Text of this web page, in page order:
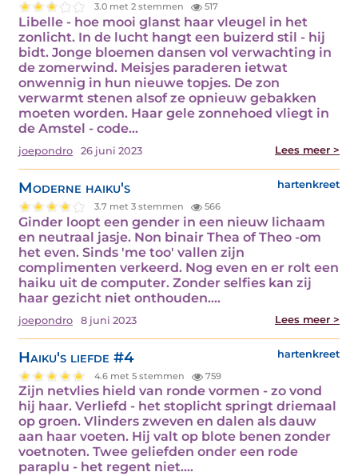
3.0 met 2 stemmen 517
Libelle - hoe mooi glanst haar vleugel in het
zonlicht. In de lucht hangt een buizerd stil - hij
bidt. Jonge bloemen dansen vol verwachting in
de zomerwind. Meisjes paraderen ietwat
onwennig in hun nieuwe topjes. De zon
verwarmt stenen alsof ze opnieuw gebakken
moeten worden. Haar gele zonnehoed vliegt in
de Amstel - code…
joepondro 26 juni 2023 Lees meer >
Moderne haiku's hartenkreet
3.7 met 3 stemmen 566
Ginder loopt een gender in een nieuw lichaam
en neutraal jasje. Non binair Thea of Theo -om
het even. Sinds 'me too' vallen zijn
complimenten verkeerd. Nog even en er rolt een
haiku uit de computer. Zonder selfies kan zij
haar gezicht niet onthouden.…
joepondro 8 juni 2023 Lees meer >
Haiku's liefde #4 hartenkreet
4.6 met 5 stemmen 759
Zijn netvlies hield van ronde vormen - zo vond
hij haar. Verliefd - het stoplicht springt driemaal
op groen. Vlinders zweven en dalen als dauw
aan haar voeten. Hij valt op blote benen zonder
voetnoten. Twee geliefden onder een rode
paraplu - het regent niet.…